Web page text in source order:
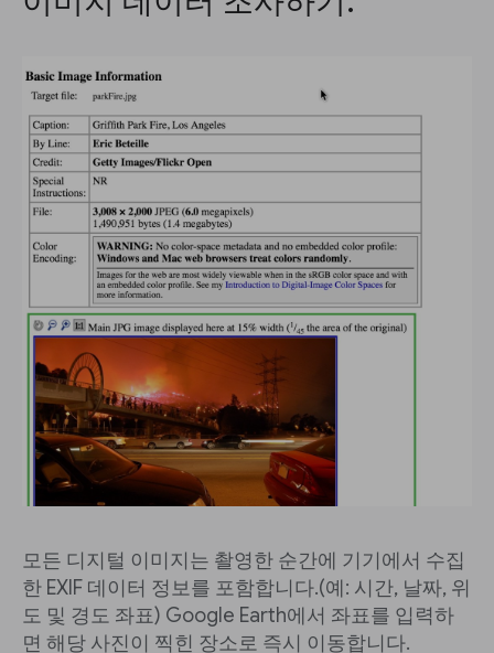
모든 디지털 이미지는 촬영한 순간에 기기에서 수집
한 EXIF 데이터 정보를 포함합니다.(예: 시간, 날짜, 위
도 및 경도 좌표) Google Earth에서 좌표를 입력하
면 해당 사진이 찍힌 장소로 즉시 이동합니다.